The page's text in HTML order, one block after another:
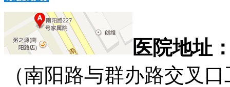
医院地址
（南阳路与群办路交叉